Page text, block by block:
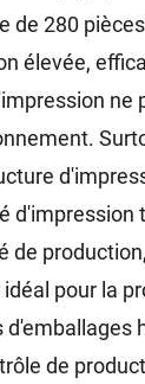
de 280
élevée,
ne
d'impression
de
pour la
de